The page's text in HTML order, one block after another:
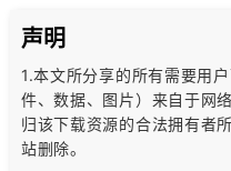
声明
1.本文所分享的所有需要用
件、数据、图片） 来自于网
归该下载资源的合法拥有者
站删除。